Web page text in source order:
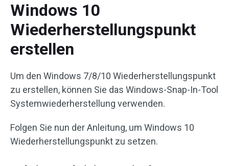
Windows 10
Wiederherstellungspunkt
erstellen
Um den Windows 7/8/10 Wiederherstellungspunkt
zu erstellen, können Sie das Windows-Snap-In-Tool
Systemwiederherstellung verwenden.
Folgen Sie nun der Anleitung, um Windows 10
Wiederherstellungspunkt zu setzen.